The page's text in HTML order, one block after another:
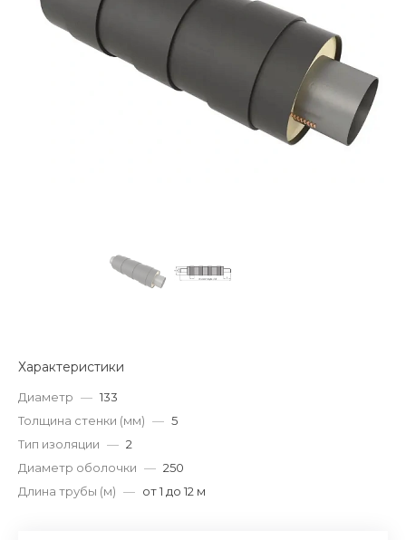
Характеристики
Диаметр — 133
Толщина стенки (мм) — 5
Тип изоляции — 2
Диаметр оболочки — 250
Длина трубы (м) — от 1 до 12 м